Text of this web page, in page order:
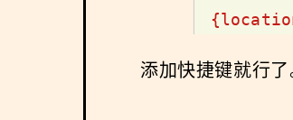
添加快捷键就行